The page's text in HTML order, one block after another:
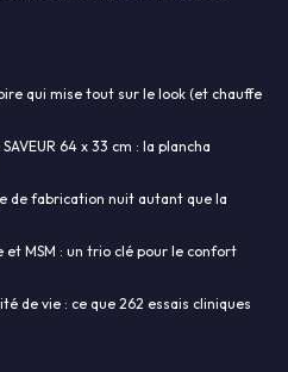
qui mise tout sur le look (et chauffe
64 x 33 cm : la plancha
de fabrication nuit autant que la
MSM : un trio clé pour le confort
de vie : ce que 262 essais cliniques